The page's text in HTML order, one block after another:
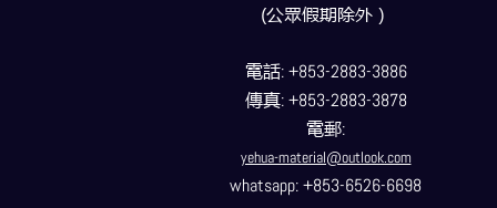
(公眾假期除外）
電話: +853-2883-3886
傳真: +853-2883-3878
電郵:
yehua-material@outlook.com
whatsapp: +853-6526-6698